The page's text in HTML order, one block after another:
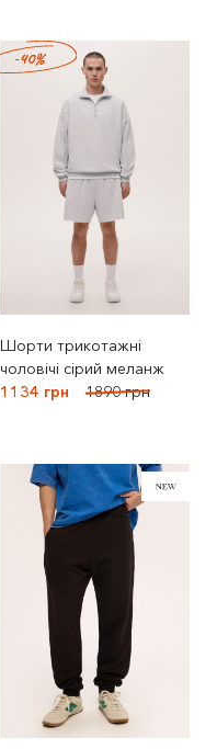
Шорти трикотажні
чоловічі сірий меланж
1134 грн
1890 грн
-40%